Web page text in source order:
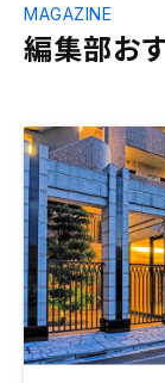
編集部お
MAGAZINE